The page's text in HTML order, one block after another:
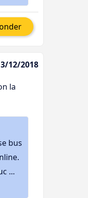
12/2018
la
bus
...